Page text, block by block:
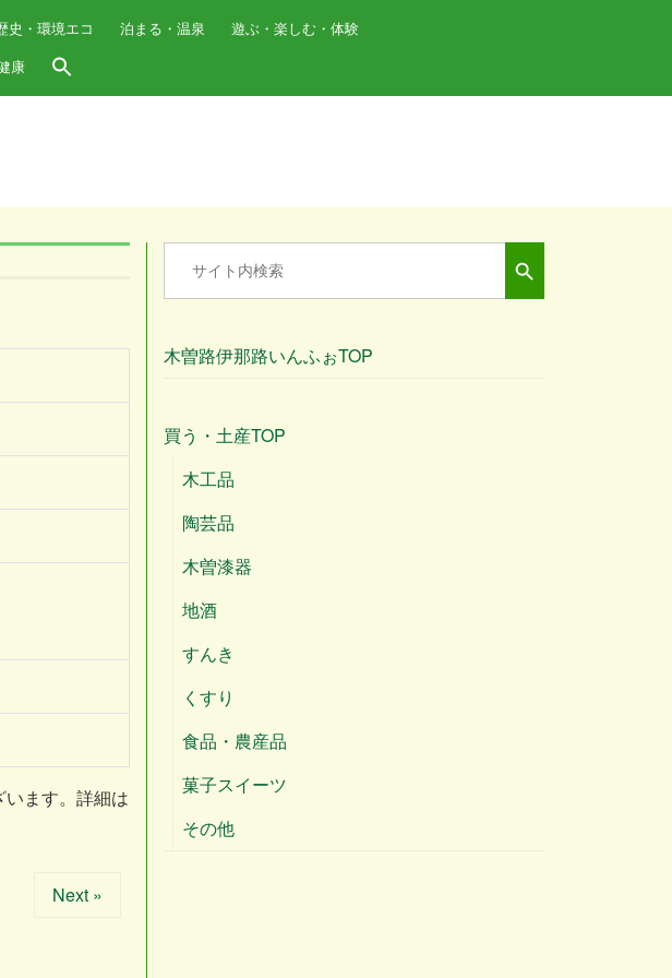
史・環境エコ 泊まる・温泉
遊ぶ・楽しむ・体験
康
ます。詳細は
Next »
Search Search Button
木曽路伊那路いんふぉTOP
買う・土産TOP
木工品
陶芸品
木曽漆器
地酒
すんき
くすり
食品・農産品
菓子スイーツ
その他